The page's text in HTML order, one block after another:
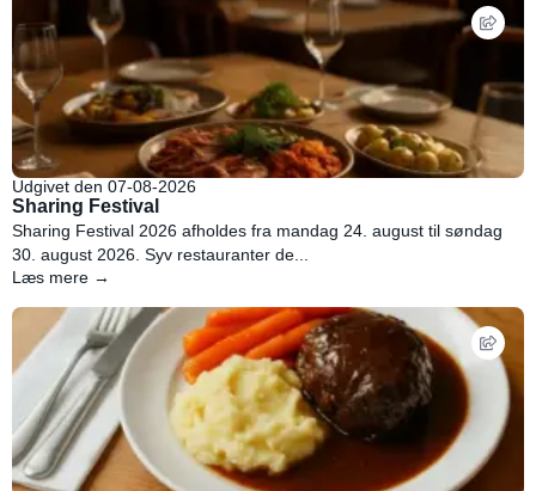
Udgivet den 07-08-2026
Sharing Festival
Sharing Festival 2026 afholdes fra mandag 24. august til søndag
30. august 2026. Syv restauranter de...
Læs mere →